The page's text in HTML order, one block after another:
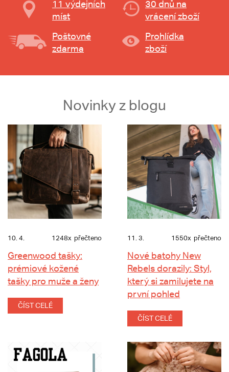
11 výdejních
míst
30 dnů na
vrácení zboží
Poštovné
zdarma
Prohlídka
zboží
Novinky z blogu
10. 4. 1248x přečteno
Greenwood tašky:
prémiové kožené
tašky pro muže a ženy
ČÍST CELÉ
11. 3. 1550x přečteno
Nové batohy New
Rebels dorazily: Styl,
který si zamilujete na
první pohled
ČÍST CELÉ